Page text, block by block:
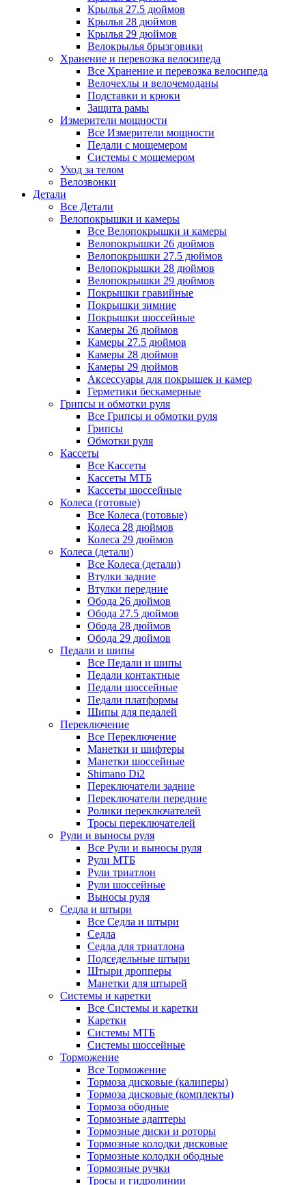
Крылья 27.5 дюймов
Крылья 28 дюймов
Крылья 29 дюймов
Велокрылья брызговики
Хранение и перевозка велосипеда
Все Хранение и перевозка велосипеда
Велочехлы и велочемоданы
Подставки и крюки
Защита рамы
Измерители мощности
Все Измерители мощности
Педали с мощемером
Системы с мощемером
Уход за телом
Велозвонки
Детали
Все Детали
Велопокрышки и камеры
Все Велопокрышки и камеры
Велопокрышки 26 дюймов
Велопокрышки 27.5 дюймов
Велопокрышки 28 дюймов
Велопокрышки 29 дюймов
Покрышки гравийные
Покрышки зимние
Покрышки шоссейные
Камеры 26 дюймов
Камеры 27.5 дюймов
Камеры 28 дюймов
Камеры 29 дюймов
Аксессуары для покрышек и камер
Герметики бескамерные
Грипсы и обмотки руля
Все Грипсы и обмотки руля
Грипсы
Обмотки руля
Кассеты
Все Кассеты
Кассеты МТБ
Кассеты шоссейные
Колеса (готовые)
Все Колеса (готовые)
Колеса 28 дюймов
Колеса 29 дюймов
Колеса (детали)
Все Колеса (детали)
Втулки задние
Втулки передние
Обода 26 дюймов
Обода 27.5 дюймов
Обода 28 дюймов
Обода 29 дюймов
Педали и шипы
Все Педали и шипы
Педали контактные
Педали шоссейные
Педали платформы
Шипы для педалей
Переключение
Все Переключение
Манетки и шифтеры
Манетки шоссейные
Shimano Di2
Переключатели задние
Переключатели передние
Ролики переключателей
Тросы переключателей
Рули и выносы руля
Все Рули и выносы руля
Рули МТБ
Рули триатлон
Рули шоссейные
Выносы руля
Седла и штыри
Все Седла и штыри
Седла
Седла для триатлона
Подседельные штыри
Штыри дропперы
Манетки для штырей
Системы и каретки
Все Системы и каретки
Каретки
Системы МТБ
Системы шоссейные
Торможение
Все Торможение
Тормоза дисковые (калиперы)
Тормоза дисковые (комплекты)
Тормоза ободные
Тормозные адаптеры
Тормозные диски и роторы
Тормозные колодки дисковые
Тормозные колодки ободные
Тормозные ручки
Тросы и гидролинии